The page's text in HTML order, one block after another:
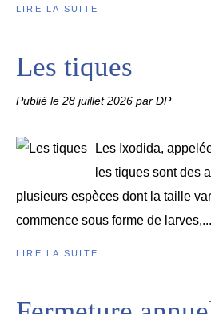
LIRE LA SUITE
Les tiques
Publié le 28 juillet 2026 par DP
Les Ixodida,
les tiques sont des
plusieurs espèces dont la taille
commence sous forme de larves,...
LIRE LA SUITE